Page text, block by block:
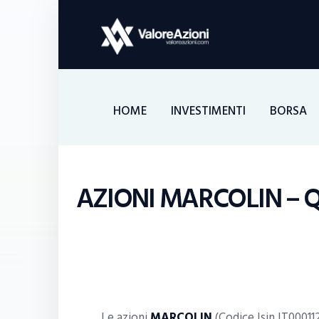
HOME INVESTIMENTI BORSA
AZIONI MARCOLIN –